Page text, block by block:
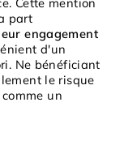
part
engagement
d'un
Ne bénéficiant
le risque
un